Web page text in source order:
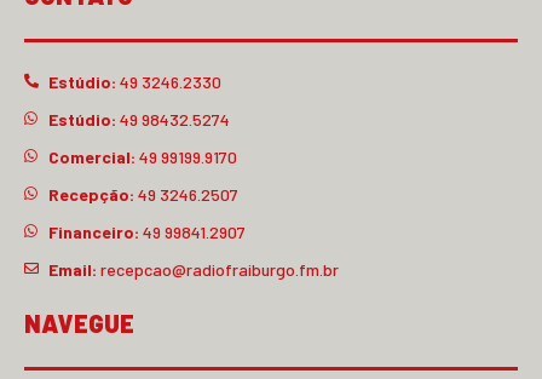
Estúdio: 49 3246.2330
Estúdio: 49 98432.5274
Comercial: 49 99199.9170
Recepção: 49 3246.2507
Financeiro: 49 99841.2907
Email: recepcao@radiofraiburgo.fm.br
NAVEGUE